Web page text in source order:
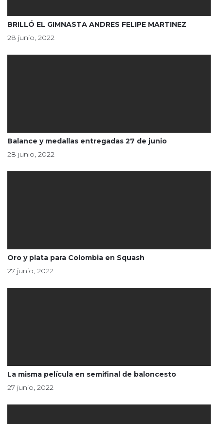
BRILLÓ EL GIMNASTA ANDRES FELIPE MARTINEZ
28 junio, 2022
Balance y medallas entregadas 27 de junio
28 junio, 2022
Oro y plata para Colombia en Squash
27 junio, 2022
La misma película en semifinal de baloncesto
27 junio, 2022